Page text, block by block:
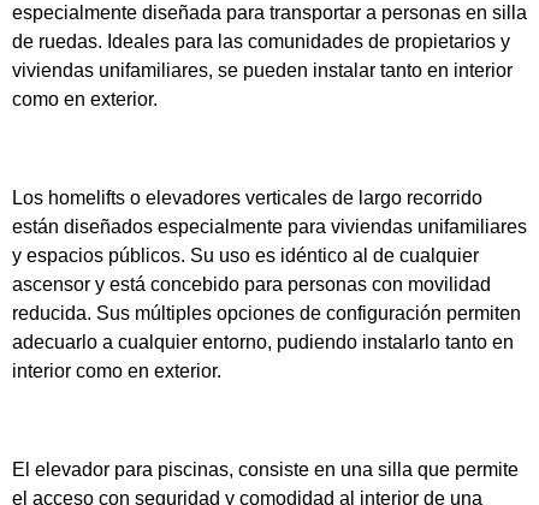
especialmente diseñada para transportar a personas en silla
de ruedas. Ideales para las comunidades de propietarios y
viviendas unifamiliares, se pueden instalar tanto en interior
como en exterior.
Los homelifts o elevadores verticales de largo recorrido
están diseñados especialmente para viviendas unifamiliares
y espacios públicos. Su uso es idéntico al de cualquier
ascensor y está concebido para personas con movilidad
reducida. Sus múltiples opciones de configuración permiten
adecuarlo a cualquier entorno, pudiendo instalarlo tanto en
interior como en exterior.
El elevador para piscinas, consiste en una silla que permite
el acceso con seguridad y comodidad al interior de una